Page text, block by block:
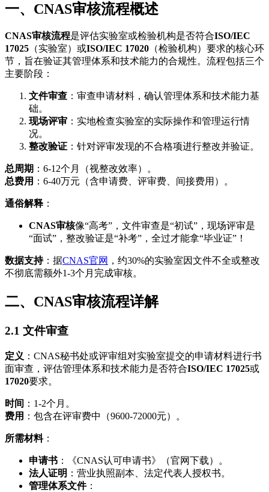
一、CNAS审核流程概述
CNAS审核流程是评估实验室或检验机构是否符合ISO/IEC
17025 （实验室）或ISO/IEC 17020 （检验机构）要求的核心环
节，旨在验证其管理体系和技术能力的合规性。流程包括三个
主要阶段：
文件审查 ：审查申请材料，确认管理体系和技术能力基
础。
现场评审 ：实地检查实验室的实际操作和管理运行情
况。
整改验证 ：针对评审发现的不合格项进行整改并验证。
总周期 ：6-12个月（视整改效率）。
总费用 ：6-40万元（含申请费、评审费、间接费用）。
通俗解释 ：
CNAS审核像“高考”，文件审查是“初试”，现场评审是
“面试”，整改验证是“补考”，全过才能拿“毕业证”！
数据支持：据CNAS官网 ，约30%的实验室因文件不全或整改
不彻底需额外1-3个月完成审核。
二、CNAS审核流程详解
2.1 文件审查
定义 ：CNAS秘书处或评审组对实验室提交的申请材料进行书
面审查，评估管理体系和技术能力是否符合ISO/IEC 17025或
17020要求。
时间 ：1-2个月。
费用 ：包含在评审费中（9600-72000元）。
所需材料：
申请书 ：《CNAS认可申请书》（官网下载）。
法人证明 ：营业执照副本、法定代表人授权书。
管理体系文件：